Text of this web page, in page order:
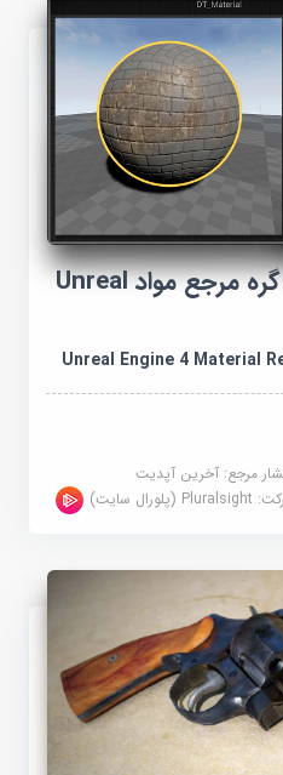
آموزش کتابخانه گره مرجع مواد Unreal
Unreal Engine 4 Material
مرجع:آخرین آپدیت
Pluralsight (پلورال سایت)